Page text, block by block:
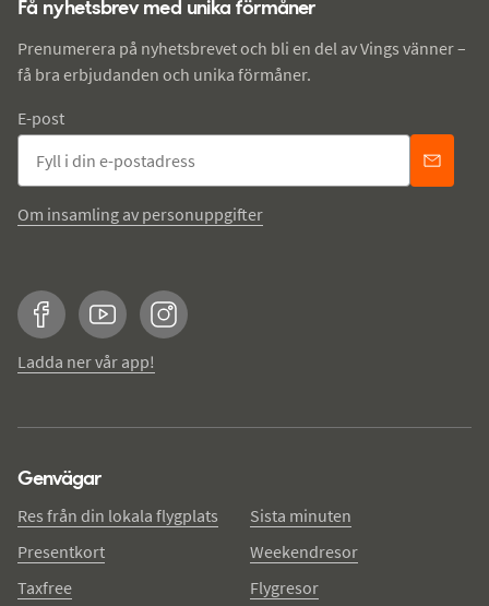
Få nyhetsbrev med unika förmåner
Prenumerera på nyhetsbrevet och bli en del av Vings vänner –
få bra erbjudanden och unika förmåner.
E-post
Om insamling av personuppgifter
FacebookYouTubeInstagram
Ladda ner vår app!
Genvägar
Res från din lokala flygplats
Presentkort
Taxfree
Sista minuten
Weekendresor
Flygresor